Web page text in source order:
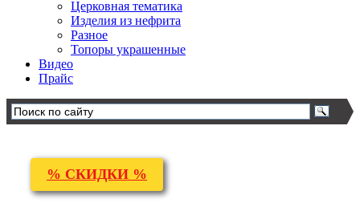
Церковная тематика
Изделия из нефрита
Разное
Топоры украшенные
Видео
Прайс
% СКИДКИ %